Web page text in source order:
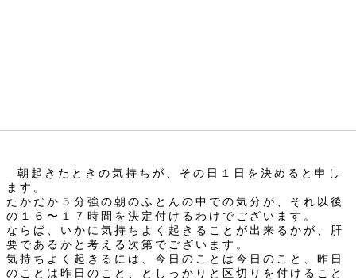
朝起きたときの気持ちが、その日１日を決めると申し
ます。
たかだか５分強の朝のふとんの中での気分が、それ以後
の１６〜１７時間を決定付けるわけでございます。
ならば、いかに気持ちよく起きることが出来るかが、肝
要であるかと考える次第でございます。
気持ちよく起きるには、今日のことは今日のこと、昨日
のことは昨日のこと、としっかりと区切りを付けること